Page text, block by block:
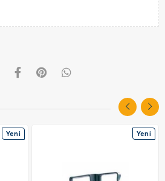
Yeni
Yeni